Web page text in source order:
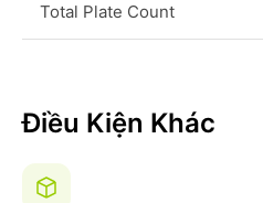
Total Plate Count
Điều Kiện Khác